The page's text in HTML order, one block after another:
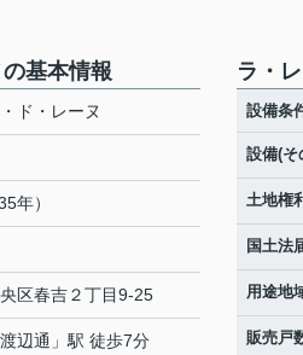
基本情報
ド・レーヌ
年）
区春吉２丁目9-25
渡辺通 」駅 徒歩7分
ラ・
設備条
設備(そ
土地権
国土法
用途地
販売戸